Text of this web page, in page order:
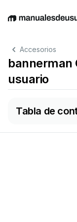
EnglishDeutsch
Accesorios
bannerman
usuario
Tabla de